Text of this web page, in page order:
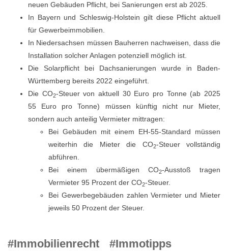
neuen Gebäuden Pflicht, bei Sanierungen erst ab 2025.
In Bayern und Schleswig-Holstein gilt diese Pflicht aktuell
für Gewerbeimmobilien.
In Niedersachsen müssen Bauherren nachweisen, dass die
Installation solcher Anlagen potenziell möglich ist.
Die Solarpflicht bei Dachsanierungen wurde in Baden-
Württemberg bereits 2022 eingeführt.
Die CO2-Steuer von aktuell 30 Euro pro Tonne (ab 2025
55 Euro pro Tonne) müssen künftig nicht nur Mieter,
sondern auch anteilig Vermieter mittragen:
Bei Gebäuden mit einem EH-55-Standard müssen
weiterhin die Mieter die CO2-Steuer vollständig
abführen.
Bei einem übermäßigen CO2-Ausstoß tragen
Vermieter 95 Prozent der CO2-Steuer.
Bei Gewerbegebäuden zahlen Vermieter und Mieter
jeweils 50 Prozent der Steuer.
#Immobilienrecht #Immotipps